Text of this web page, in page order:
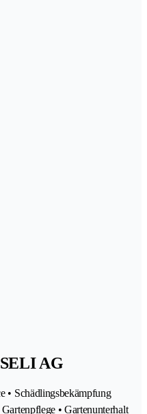
AG
• Schädlingsbekämpfung
• Gartenunterhalt